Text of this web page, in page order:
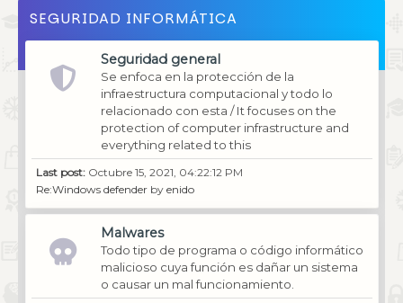
SEGURIDAD INFORMÁTICA
Seguridad general
Se enfoca en la protección de la
infraestructura computacional y todo lo
relacionado con esta / It focuses on the
protection of computer infrastructure and
everything related to this
Last post: Octubre 15, 2021, 04:22:12 PM
Re:Windows defenderby enido
Malwares
Todo tipo de programa o código informático
malicioso cuya función es dañar un sistema
o causar un mal funcionamiento.